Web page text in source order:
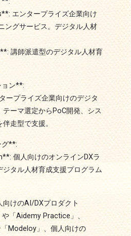
エンタープライズ企業向け
ングサービス。デジタル人材
講師派遣型のデジタル人材育
ン**:
ープライズ企業向けのデジタ
テーマ選定からPoC開発、シス
走型で支援。
グ**:
個人向けのオンラインDXラ
ジタル人材育成支援プログラム
けのAI/DXプロダクト
「Aidemy Practice」、
Modeloy」、個人向けの